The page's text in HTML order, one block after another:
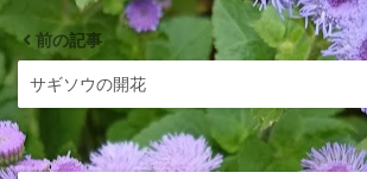
前の記事
サギソウの開花